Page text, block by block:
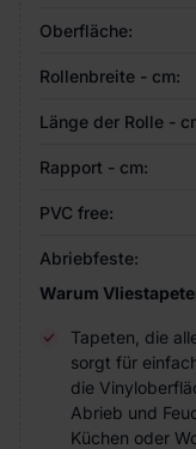
Oberfläche:
Rollenbreite - cm:
Länge der Rolle -
Rapport - cm:
PVC free:
Abriebfeste:
Warum
Tapeten, die
sorgt für
die
Abrieb und
Küchen oder